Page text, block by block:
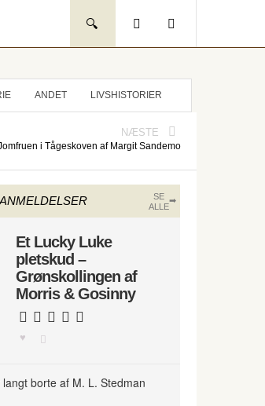
ANDET LIVSHISTORIER
NÆSTE
i Tågeskoven af Margit Sandemo
SE
ALLE
Et Lucky Luke
pletskud –
Grønskollingen af
Morris & Gosinny
langt borte af M. L. Stedman